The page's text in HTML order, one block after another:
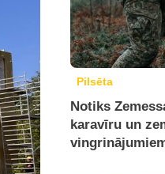
Pilsēta
Notiks
karavīru un